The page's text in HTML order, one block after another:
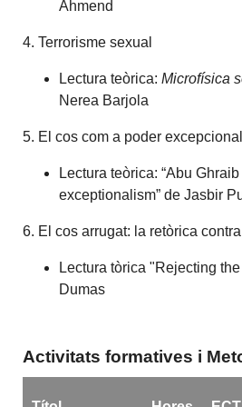
Ahmend
4. Terrorisme sexual
Lectura teòrica:Microfísica
Nerea Barjola
5. El cos com a poder excepcional
Lectura teòrica: “Abu
exceptionalism” de Jasbir
6. El cos arrugat: la retòrica
Lectura tòrica "Rejecting
Dumas
Activitats formatives i